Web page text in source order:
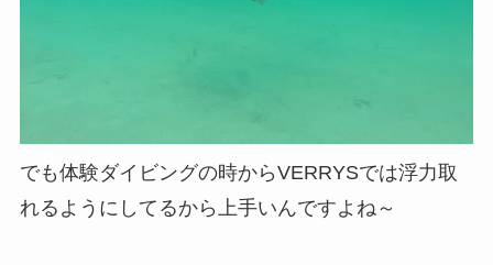
でも体験ダイビングの時からVERRYSでは浮力取
れるようにしてるから上手いんですよね～